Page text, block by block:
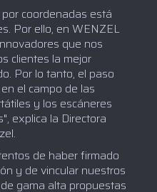
coordenadas está
Por ello, en WENZEL
que nos
clientes la mejor
Por lo tanto, el paso
el campo de las
y los escáneres
explica la Directora
de haber firmado
y de vincular nuestros
gama alta propuestas